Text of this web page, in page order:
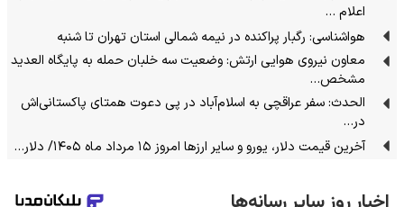
اعلام …
هواشناسی: رگبار پراکنده در نیمه شمالی استان تهران تا شنبه
معاون نیروی هوایی ارتش: وضعیت سه خلبان حمله به پایگاه العدید
مشخص…
الحدث: سفر عراقچی به اسلام‌آباد در پی دعوت همتای پاکستانی‌اش
در…
آخرین قیمت دلار، یورو و سایر ارزها امروز ۱۵ مرداد ماه ۱۴۰۵/ دلار…